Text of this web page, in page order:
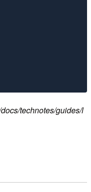
technotes/guides/l